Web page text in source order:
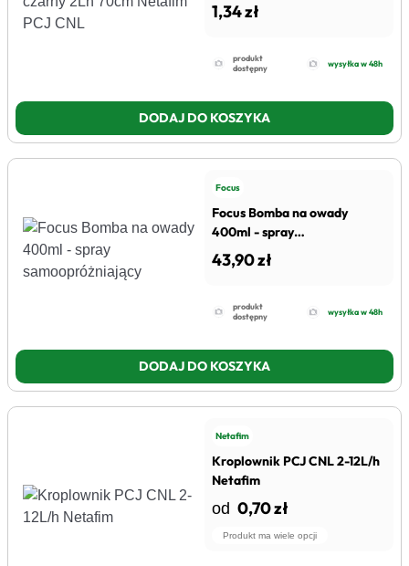
1,34 zł
produkt
dostępny
wysyłka w 48h
DODAJ DO KOSZYKA
Focus
Focus Bomba na owady
400ml - spray
samoopróżniający
43,90 zł
produkt
dostępny
wysyłka w 48h
DODAJ DO KOSZYKA
Netafim
Kroplownik PCJ CNL 2-12L/h
Netafim
od 0,70 zł
Produkt ma wiele opcji